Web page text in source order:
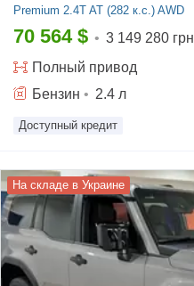
Premium 2.4T AT (282 к.с.) AWD
70 564$ • 3 149 280 грн
Полный привод
Бензин • 2.4 л
Доступный кредит
На складе в Украине